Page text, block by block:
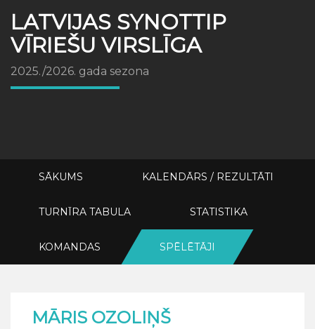
LATVIJAS SYNOTTIP
VĪRIEŠU VIRSLĪGA
2025./2026. gada sezona
SĀKUMS KALENDĀRS / REZULTĀTI
TURNĪRA TABULA STATISTIKA
KOMANDAS SPĒLĒTĀJI
MĀRIS OZOLIŅŠ